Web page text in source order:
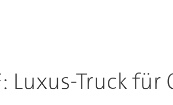
Truck für